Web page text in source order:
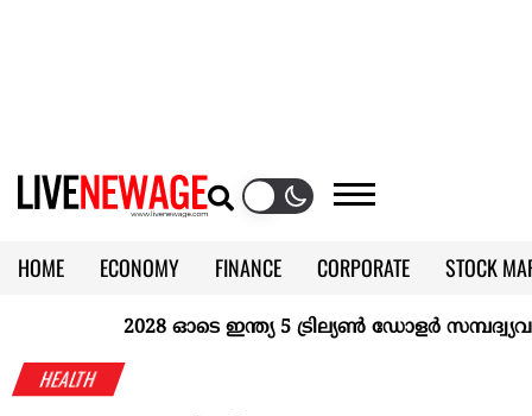
HOME ECONOMY FINANCE CORPORATE
STOCK
KERALA @70
2028 ഓടെ ഇന്ത്യ 5 ട്രില്യണ്‍ ഡോളര്‍
HEALTH